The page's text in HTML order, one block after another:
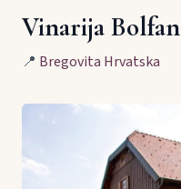
Vinarija Bolfan
📍 Bregovita Hrvatska